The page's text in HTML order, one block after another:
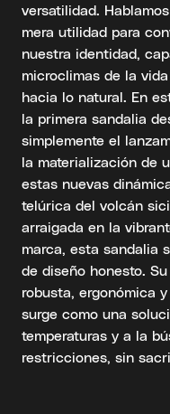
versatilidad.
mera utilidad para
nuestra identidad,
microclimas de la
hacia lo natural. En
la primera sandalia
simplemente el
la materialización de
estas nuevas
telúrica del volcán
arraigada en la
marca, esta sandalia
de diseño honesto.
robusta, ergonómica
surge como una
temperaturas y a la
restricciones, sin